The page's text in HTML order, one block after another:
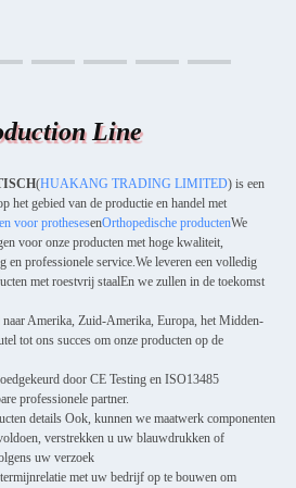
Line
(HUAKANG TRADING LIMITED) is een
het gebied van de productie en handel met
voor prothesesenOrthopedische productenWe
voor onze producten met hoge kwaliteit,
en professionele service.We leveren een volledig
met roestvrij staalEn we zullen in de toekomst
Amerika, Zuid-Amerika, Europa, het Midden-
tot ons succes om onze producten op de
door CE Testing en ISO13485
professionele partner.
details Ook, kunnen we maatwerk componenten
verstrekken u uw blauwdrukken of
uw verzoek
met uw bedrijf op te bouwen om